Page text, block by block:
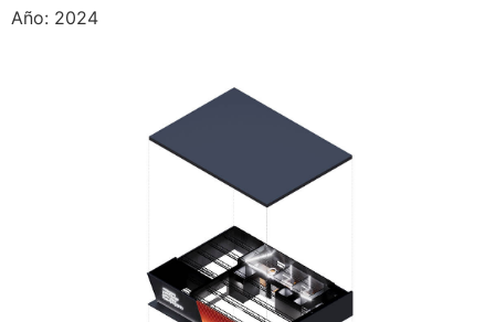
Año: 2024